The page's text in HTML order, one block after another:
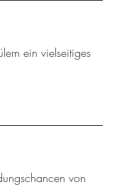
ein vielseitiges
von